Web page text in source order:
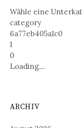
Wähle eine
category
6a77eb405a1c0
1
0
Loading....
ARCHIV